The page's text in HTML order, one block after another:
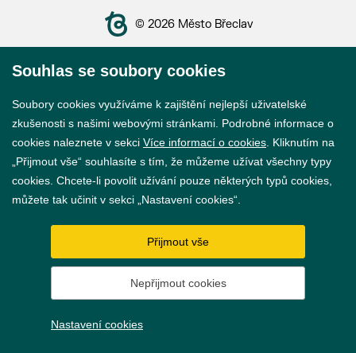
© 2026 Město Břeclav
Prohlášení o přístupnosti
GDPR
Nastavení cookies
VytvořilwebProgress
Souhlas se soubory cookies
Soubory cookies využíváme k zajištění nejlepší uživatelské
zkušenosti s našimi webovými stránkami. Podrobné informace o
cookies naleznete v sekci Více informací o cookies . Kliknutím na
„Přijmout vše“ souhlasíte s tím, že můžeme užívat všechny typy
cookies. Chcete-li povolit užívání pouze některých typů cookies,
můžete tak učinit v sekci „Nastavení cookies“.
Přijmout vše
Nepřijmout cookies
Nastavení cookies